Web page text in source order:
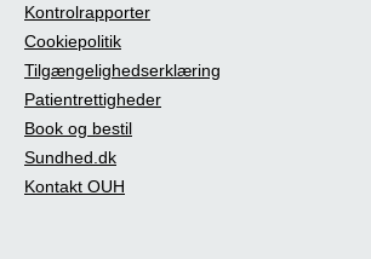
Kontrolrapporter
Cookiepolitik
Tilgængelighedserklæring
Patientrettigheder
Book og bestil
Sundhed.dk
Kontakt OUH